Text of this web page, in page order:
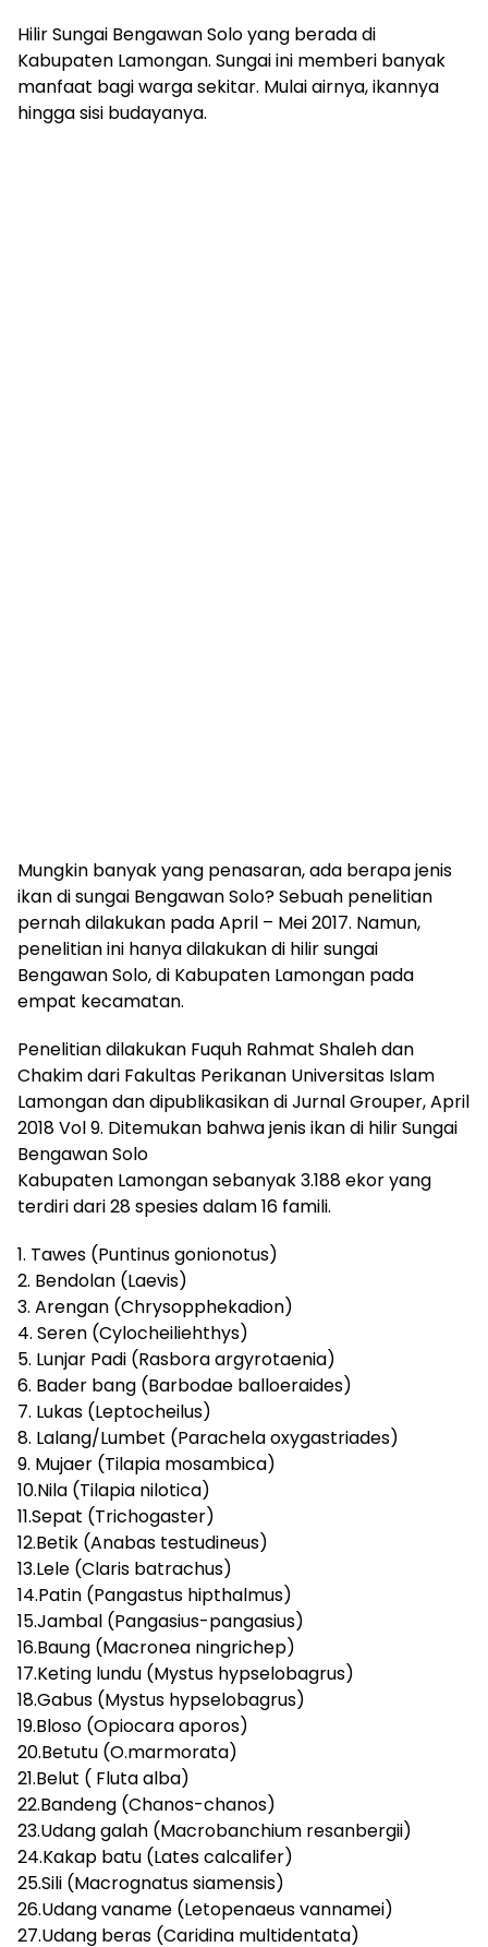
Hilir Sungai Bengawan Solo yang berada di
Kabupaten Lamongan. Sungai ini memberi banyak
manfaat bagi warga sekitar. Mulai airnya, ikannya
hingga sisi budayanya.
Mungkin banyak yang penasaran, ada berapa jenis
ikan di sungai Bengawan Solo? Sebuah penelitian
pernah dilakukan pada April – Mei 2017. Namun,
penelitian ini hanya dilakukan di hilir sungai
Bengawan Solo, di Kabupaten Lamongan pada
empat kecamatan.
Penelitian dilakukan Fuquh Rahmat Shaleh dan
Chakim dari Fakultas Perikanan Universitas Islam
Lamongan dan dipublikasikan di Jurnal Grouper, April
2018 Vol 9. Ditemukan bahwa jenis ikan di hilir Sungai
Bengawan Solo
Kabupaten Lamongan sebanyak 3.188 ekor yang
terdiri dari 28 spesies dalam 16 famili.
1. Tawes (Puntinus gonionotus)
2. Bendolan (Laevis)
3. Arengan (Chrysopphekadion)
4. Seren (Cylocheiliehthys)
5. Lunjar Padi (Rasbora argyrotaenia)
6. Bader bang (Barbodae balloeraides)
7. Lukas (Leptocheilus)
8. Lalang/Lumbet (Parachela oxygastriades)
9. Mujaer (Tilapia mosambica)
10.Nila (Tilapia nilotica)
11.Sepat (Trichogaster)
12.Betik (Anabas testudineus)
13.Lele (Claris batrachus)
14.Patin (Pangastus hipthalmus)
15.Jambal (Pangasius-pangasius)
16.Baung (Macronea ningrichep)
17.Keting lundu (Mystus hypselobagrus)
18.Gabus (Mystus hypselobagrus)
19.Bloso (Opiocara aporos)
20.Betutu (O.marmorata)
21.Belut ( Fluta alba)
22.Bandeng (Chanos-chanos)
23.Udang galah (Macrobanchium resanbergii)
24.Kakap batu (Lates calcalifer)
25.Sili (Macrognatus siamensis)
26.Udang vaname (Letopenaeus vannamei)
27.Udang beras (Caridina multidentata)